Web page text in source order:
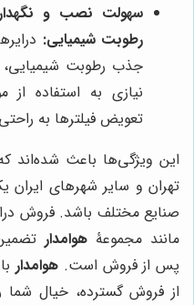
سهولت نصب و
رطوبت شیمیایی:
جذب رطوبت شیمیایی،
نیازی به استفاده
تعویض فیلترها به
این ویژگی‌ها باعث شده‌اند
تهران و سایر شهرهای ایران
صنایع مختلف باشد. فروش
مانند مجموعۀ هوامدار
پس از فروش است. هوامدار
از فروش گسترده، خیال شما